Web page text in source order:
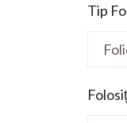
Tip